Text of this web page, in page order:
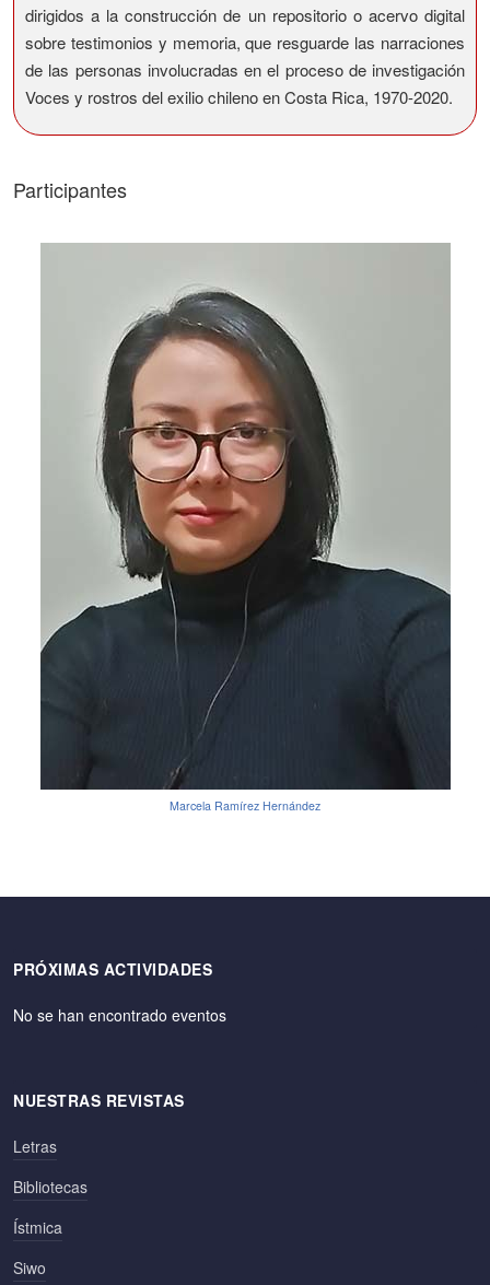
dirigidos a la construcción de un repositorio o acervo digital
sobre testimonios y memoria, que resguarde las narraciones
de las personas involucradas en el proceso de investigación
Voces y rostros del exilio chileno en Costa Rica, 1970-2020.
Participantes
Marcela Ramírez Hernández
PRÓXIMAS ACTIVIDADES
No se han encontrado eventos
NUESTRAS REVISTAS
Letras
Bibliotecas
Ístmica
Siwo